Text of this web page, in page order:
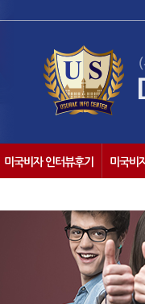
미국비자 인터뷰후기 미국비